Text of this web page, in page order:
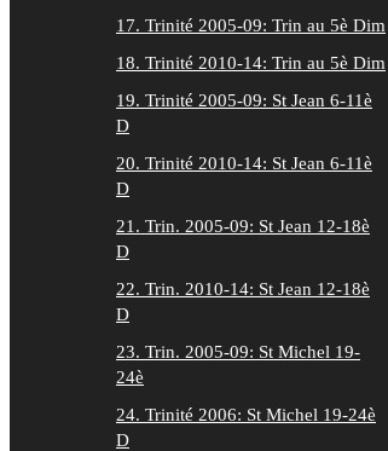
17. Trinité 2005-09: Trin au 5è Dim
18. Trinité 2010-14: Trin au 5è Dim
19. Trinité 2005-09: St Jean 6-11è
D
20. Trinité 2010-14: St Jean 6-11è
D
21. Trin. 2005-09: St Jean 12-18è
D
22. Trin. 2010-14: St Jean 12-18è
D
23. Trin. 2005-09: St Michel 19-
24è
24. Trinité 2006: St Michel 19-24è
D